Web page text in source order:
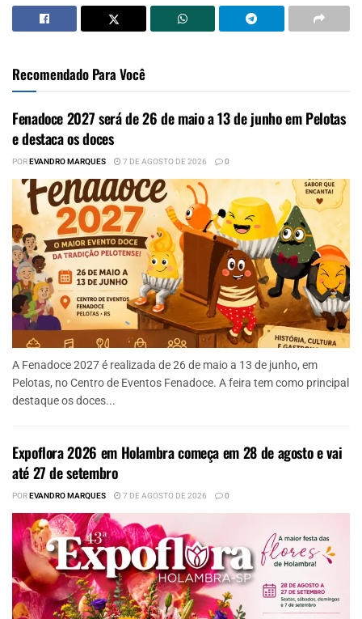
Recomendado Para Você
Fenadoce 2027 será de 26 de maio a 13 de junho em Pelotas
e destaca os doces
POREVANDRO MARQUES 7 DE AGOSTO DE 2026 0
A Fenadoce 2027 é realizada de 26 de maio a 13 de junho, em
Pelotas, no Centro de Eventos Fenadoce. A feira tem como principal
destaque os doces...
Expoflora 2026 em Holambra começa em 28 de agosto e vai
até 27 de setembro
POREVANDRO MARQUES 7 DE AGOSTO DE 2026 0